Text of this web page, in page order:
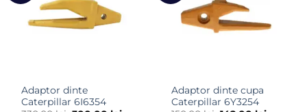
Adaptor dinte
Caterpillar 6I6354
Adaptor dinte cupa
Caterpillar 6Y3254